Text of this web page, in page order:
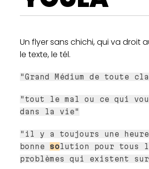
Un flyer sans chichi, qui va droit
le texte, le tél.
"Grand Médium de toute
"tout le mal ou ce qui
dans la vie"
"il y a toujours une
bonne solution pour tous
problèmes qui existent